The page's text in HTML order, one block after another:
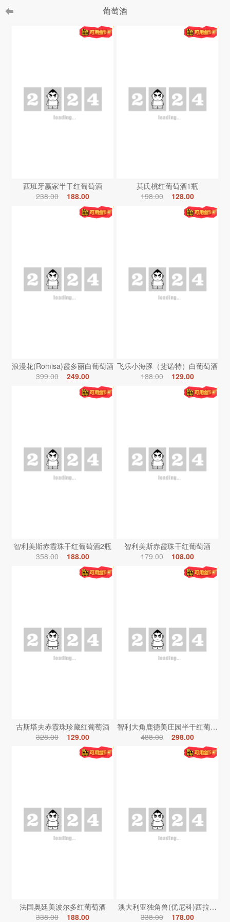
葡萄酒
西班牙赢家半干红葡萄酒
238.00
188.00
莫氏桃红葡萄酒1瓶
198.00
128.00
浪漫花(Romisa)霞多丽白葡萄酒
399.00
249.00
飞乐小海豚（斐诺特）白葡萄酒
188.00
129.00
智利美斯赤霞珠干红葡萄酒2瓶
358.00
188.00
智利美斯赤霞珠干红葡萄酒
179.00
108.00
古斯塔夫赤霞珠珍藏红葡萄酒
328.00
129.00
智利大角鹿德美庄园半干红葡萄酒
488.00
298.00
法国奥廷美波尔多红葡萄酒
338.00
188.00
澳大利亚独角兽(优尼科)西拉红葡
338.00
178.00